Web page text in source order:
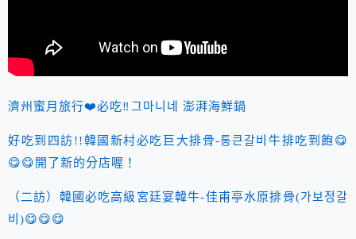
濟州蜜月旅行❤️必吃‼️그마니네 澎湃海鮮鍋
好吃到四訪!!韓國新村必吃巨大排骨-통큰갈비牛排吃到飽😋
😋😋開了新的分店喔！
（二訪）韓國必吃高級宮廷宴韓牛-佳甫亭水原排骨(가보정갈
비)😋😋😋